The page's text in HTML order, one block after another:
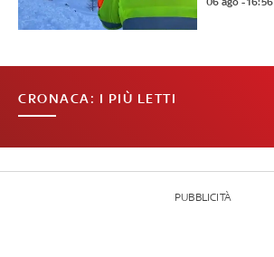
CRONACA: I PIÙ LETTI
PUBBLICITÀ